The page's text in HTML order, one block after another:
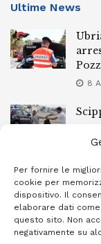
Per fornire le
cookie per
dispositivo. Il
elaborare dati
questo sito. Non
negativamente su
Ultime News
8
8
7